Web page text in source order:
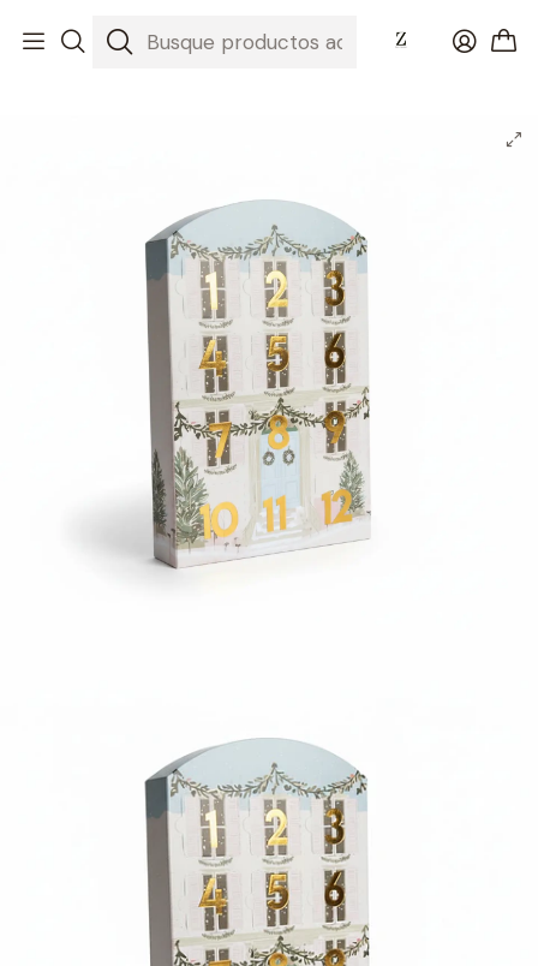
Regalos de Navidad 2025: La Magia del Chocolate Artesanal
Calendario Adviento 24 Días